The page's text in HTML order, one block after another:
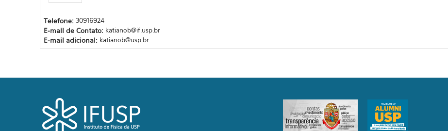
Telefone: 30916924
E-mail de Contato: katianob@if.usp.br
E-mail adicional: katianob@usp.br